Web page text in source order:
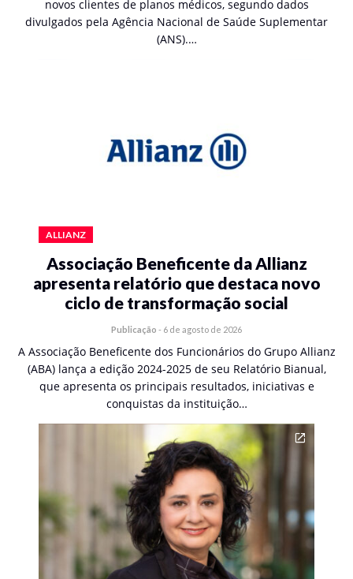
novos clientes de planos médicos, segundo dados
divulgados pela Agência Nacional de Saúde Suplementar
(ANS).…
ALLIANZ
Associação Beneficente da Allianz
apresenta relatório que destaca novo
ciclo de transformação social
Publicação - 6 de agosto de 2026
A Associação Beneficente dos Funcionários do Grupo Allianz
(ABA) lança a edição 2024-2025 de seu Relatório Bianual,
que apresenta os principais resultados, iniciativas e
conquistas da instituição…